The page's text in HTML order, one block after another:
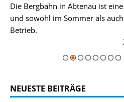
Die Bergbahn in Abtenau ist
und sowohl im Sommer als
Betrieb.
NEUESTE BEITRÄGE